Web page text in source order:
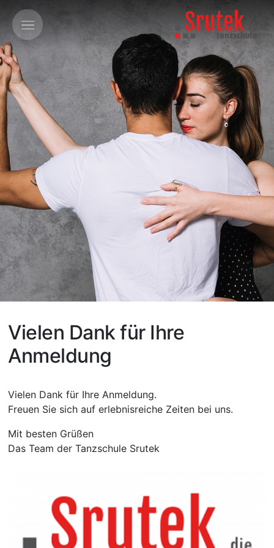
Vielen Dank für Ihre
Anmeldung
Vielen Dank für Ihre Anmeldung.
Freuen Sie sich auf erlebnisreiche Zeiten bei uns.
Mit besten Grüßen
Das Team der Tanzschule Srutek